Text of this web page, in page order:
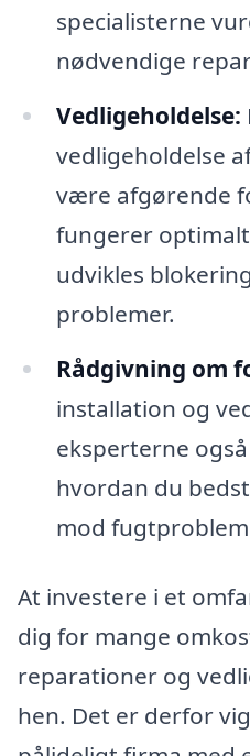
specialisterne
nødvendige
Vedligeholdelse:
vedligeholdelse
være afgørende
fungerer
udvikles
problemer.
Rådgivning om
installation og
eksperterne
hvordan du
mod
At investere i et
dig for mange
reparationer og
hen. Det er derfor